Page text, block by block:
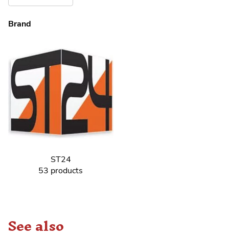
Brand
ST24
53 products
See also